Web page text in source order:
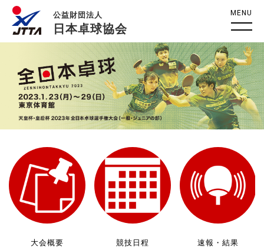
公益財団法人
日本卓球協会
MENU
大会概要 競技日程 速報・結果